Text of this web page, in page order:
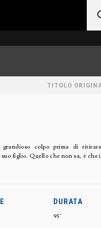
TITOLO
colpo prima di
figlio. Quello che non sa, è che
DURATA
95'